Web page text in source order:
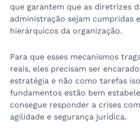
que garantem que as diretrizes
administração sejam cumpridas
hierárquicos da organização.
Para que esses mecanismos
reais, eles precisam ser
estratégia e não como tarefas
fundamentos estão bem
consegue responder a crises
agilidade e segurança jurídica.